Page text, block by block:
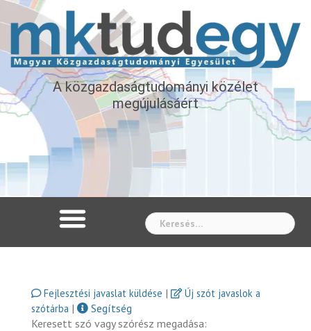
A közgazdaságtudományi közélet
megújulásáért
Fejlesztési javaslat küldése |
Új szót javaslok a
szótárba |
Segítség
Keresett szó vagy szórész megadása: